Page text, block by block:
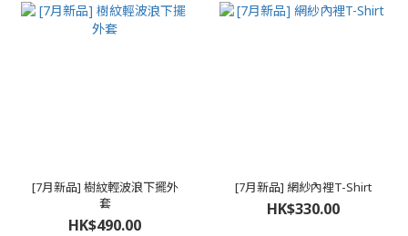
[7月新品] 樹紋輕波浪下擺外
套
HK$490.00
[7月新品] 網紗內裡T-Shirt
HK$330.00